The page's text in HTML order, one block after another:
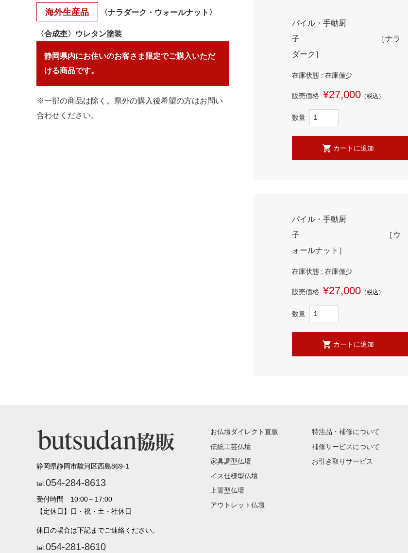
海外生産品 〈ナラダーク・ウォールナット〉
〈合成杢〉ウレタン塗装
静岡県内にお住いのお客さま限定でご購入いただ
ける商品です。
※一部の商品は除く。県外の購入後希望の方はお問い
合わせください。
パイル・手動厨
子 ［ナラ
ダーク］
在庫状態 : 在庫僅少
販売価格 ¥27,000 （税込）
数量
パイル・手動厨
子 ［ウ
ォールナット］
在庫状態 : 在庫僅少
販売価格 ¥27,000 （税込）
数量
静岡県静岡市駿河区西島869-1
tel. 054-284-8613
受付時間 10:00～17:00
【定休日】日・祝・土・社休日
休日の場合は下記までご連絡ください。
tel. 054-281-8610
お仏壇ダイレクト直販
伝統工芸仏壇
家具調型仏壇
イス仕様型仏壇
上置型仏壇
アウトレット仏壇
特注品・補修について
補修サービスについて
お引き取りサービス